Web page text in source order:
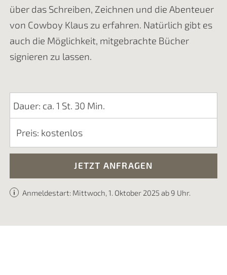
über das Schreiben, Zeichnen und die Abenteuer
von Cowboy Klaus zu erfahren. Natürlich gibt es
auch die Möglichkeit, mitgebrachte Bücher
signieren zu lassen.
Dauer: ca. 1 St. 30 Min.
Preis: kostenlos
JETZT ANFRAGEN
Anmeldestart: Mittwoch, 1. Oktober 2025 ab 9 Uhr.